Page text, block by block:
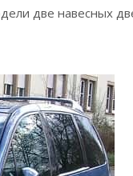
две навесных